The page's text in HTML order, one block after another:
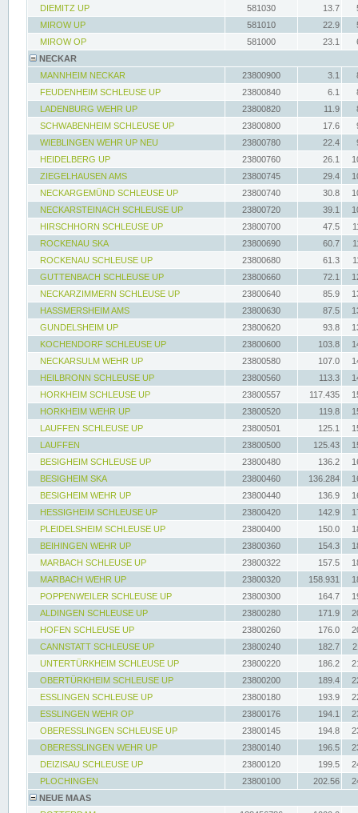
DIEMITZ UP
581030 13.7
MIROW UP
581010 22.9
MIROW OP
581000 23.1
NECKAR
MANNHEIM NECKAR
23800900 3.1
FEUDENHEIM SCHLEUSE UP
23800840 6.1
LADENBURG WEHR UP
23800820 11.9
SCHWABENHEIM SCHLEUSE UP
23800800 17.6
WIEBLINGEN WEHR UP NEU
23800780 22.4
HEIDELBERG UP
23800760 26.1
ZIEGELHAUSEN AMS
23800745 29.4
NECKARGEMÜND SCHLEUSE UP
23800740 30.8
NECKARSTEINACH SCHLEUSE UP
23800720 39.1
HIRSCHHORN SCHLEUSE UP
23800700 47.5
ROCKENAU SKA
23800690 60.7
ROCKENAU SCHLEUSE UP
23800680 61.3
GUTTENBACH SCHLEUSE UP
23800660 72.1
NECKARZIMMERN SCHLEUSE UP
23800640 85.9
HASSMERSHEIM AMS
23800630 87.5
GUNDELSHEIM UP
23800620 93.8
KOCHENDORF SCHLEUSE UP
23800600 103.8
NECKARSULM WEHR UP
23800580 107.0
HEILBRONN SCHLEUSE UP
23800560 113.3
HORKHEIM SCHLEUSE UP
23800557 117.435
HORKHEIM WEHR UP
23800520 119.8
LAUFFEN SCHLEUSE UP
23800501 125.1
LAUFFEN
23800500 125.43
BESIGHEIM SCHLEUSE UP
23800480 136.2
BESIGHEIM SKA
23800460 136.284
BESIGHEIM WEHR UP
23800440 136.9
HESSIGHEIM SCHLEUSE UP
23800420 142.9
PLEIDELSHEIM SCHLEUSE UP
23800400 150.0
BEIHINGEN WEHR UP
23800360 154.3
MARBACH SCHLEUSE UP
23800322 157.5
MARBACH WEHR UP
23800320 158.931
POPPENWEILER SCHLEUSE UP
23800300 164.7
ALDINGEN SCHLEUSE UP
23800280 171.9
HOFEN SCHLEUSE UP
23800260 176.0
CANNSTATT SCHLEUSE UP
23800240 182.7
UNTERTÜRKHEIM SCHLEUSE UP
23800220 186.2
OBERTÜRKHEIM SCHLEUSE UP
23800200 189.4
ESSLINGEN SCHLEUSE UP
23800180 193.9
ESSLINGEN WEHR OP
23800176 194.1
OBERESSLINGEN SCHLEUSE UP
23800145 194.8
OBERESSLINGEN WEHR UP
23800140 196.5
DEIZISAU SCHLEUSE UP
23800120 199.5
PLOCHINGEN
23800100 202.56
NEUE MAAS